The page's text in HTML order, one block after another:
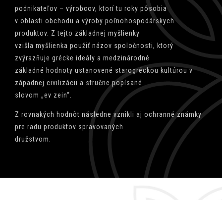
podnikateľov – výrobcov, ktorí tu roky pôsobia
v oblasti obchodu a výroby poľnohospodárskych
produktov. Z tejto základnej myšlienky
vzišla myšlienka použiť názov spoločnosti, ktorý
zvýrazňuje grécke ideály a medzinárodné
základné hodnoty ustanovené starogréckou kultúrou v
západnej civilizácii a stručne popísané
slovom „ev zein“.
Z rovnakých hodnôt následne vznikli aj ochranné známky
pre radu produktov spravovaných
družstvom.